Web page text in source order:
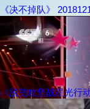
《决不掉队》
《脱贫攻坚战星光行